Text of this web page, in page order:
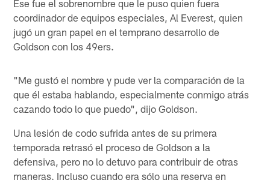
Ese fue el sobrenombre que le puso quien fuera
coordinador de equipos especiales, Al Everest, quien
jugó un gran papel en el temprano desarrollo de
Goldson con los 49ers.
"Me gustó el nombre y pude ver la comparación de la
que él estaba hablando, especialmente conmigo atrás
cazando todo lo que puedo", dijo Goldson.
Una lesión de codo sufrida antes de su primera
temporada retrasó el proceso de Goldson a la
defensiva, pero no lo detuvo para contribuir de otras
maneras. Incluso cuando era sólo una reserva en